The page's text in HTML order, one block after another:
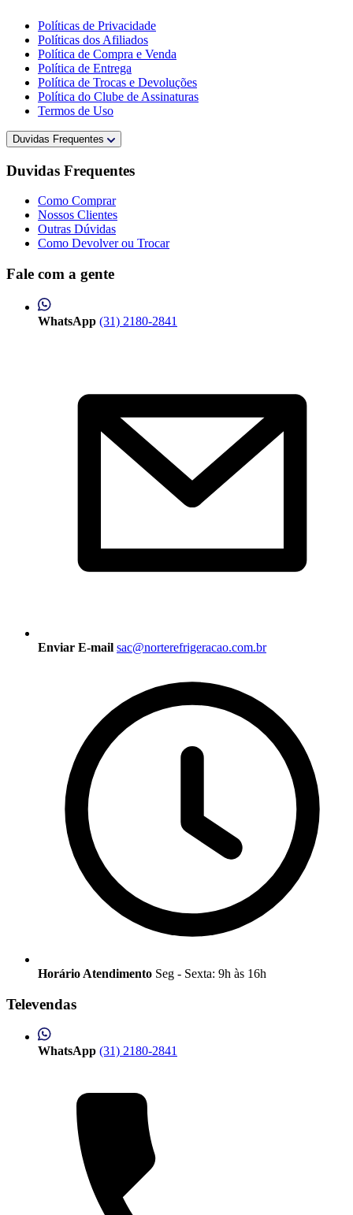
Políticas de Privacidade
Políticas dos Afiliados
Política de Compra e Venda
Política de Entrega
Política de Trocas e Devoluções
Política do Clube de Assinaturas
Termos de Uso
Duvidas Frequentes
Duvidas Frequentes
Como Comprar
Nossos Clientes
Outras Dúvidas
Como Devolver ou Trocar
Fale com a gente
WhatsApp (31) 2180-2841
Enviar E-mail sac@norterefrigeracao.com.br
Horário Atendimento Seg - Sexta: 9h às 16h
Televendas
WhatsApp (31) 2180-2841